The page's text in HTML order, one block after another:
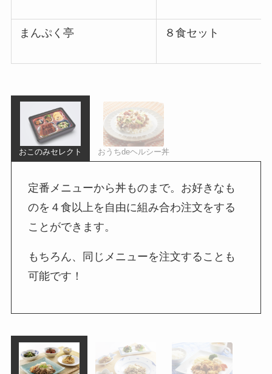
まんぷく亭 ８食セット
おこのみセレクト おうちdeヘルシー丼
定番メニューから丼ものまで。お好きなも
のを４食以上を自由に組み合わ注文をする
ことができます。
もちろん、同じメニューを注文することも
可能です！